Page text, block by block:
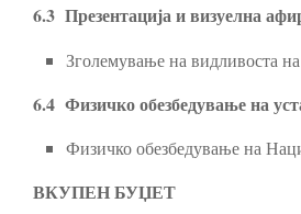
6.3 Презентација и визуелна
Зголемување на видливоста
6.4 Физичко обезбедување на
Физичко обезбедување на
ВКУПЕН БУЏЕТ